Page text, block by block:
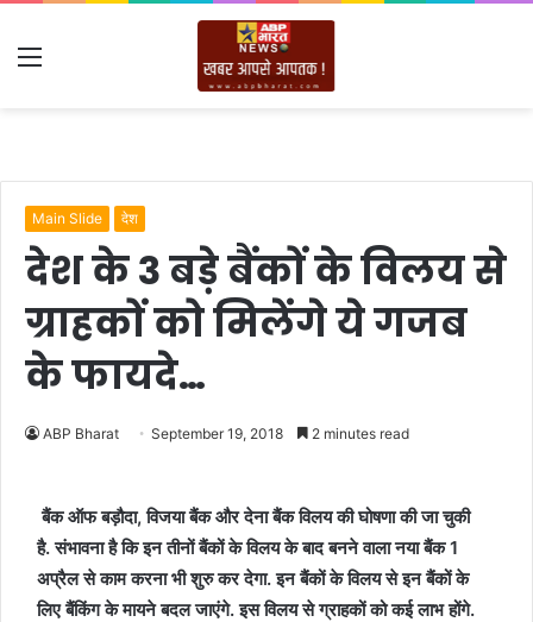
Menu
Main Slide देश
देश के 3 बड़े बैंकों के विलय से
ग्राहकों को मिलेंगे ये गजब
के फायदे…
ABP Bharat September 19, 2018 2 minutes read
बैंक ऑफ बड़ौदा, विजया बैंक और देना बैंक विलय की घोषणा की जा चुकी
है. संभावना है कि इन तीनों बैंकों के विलय के बाद बनने वाला नया बैंक 1
अप्रैल से काम करना भी शुरु कर देगा. इन बैंकों के विलय से इन बैंकों के
लिए बैंकिंग के मायने बदल जाएंगे. इस विलय से ग्राहकों को कई लाभ होंगे.